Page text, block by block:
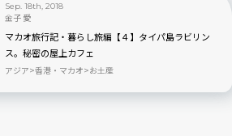
Sep. 18th, 2018
金子 愛
マカオ旅行記・暮らし旅編【４】タイパ島ラビリン
ス。秘密の屋上カフェ
アジア 香港・マカオ お土産